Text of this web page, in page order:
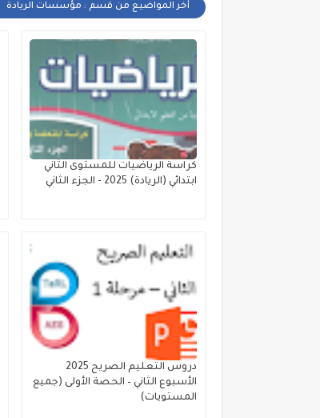
أخر المواضيع من قسم : مؤسسات الريادة
كراسة الرياضيات للمستوى الثاني
ابتدائي (الريادة) 2025 - الجزء الثاني
دروس التعليم الصريح 2025
الأسبوع الثاني – الحصة الأولى (جميع
المستويات)